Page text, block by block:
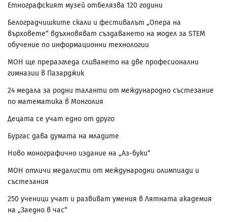
Етнографският музей отбелязва 120 години
Белоградчишките скали и фестивалът „Опера на
върховете“ вдъхновяват създаването на модел за STEM
обучение по информационни технологии
МОН ще преразгледа сливането на две професионални
гимназии в Пазарджик
24 медала за родни таланти от международно състезание
по математика в Монголия
Децата се учат едно от друго
Бургас дава думата на младите
Ново монографично издание на „Аз-буки“
МОН отличи медалисти от международни олимпиади и
състезания
250 ученици учат и развиват умения в Лятната академия
на „Заедно в час“